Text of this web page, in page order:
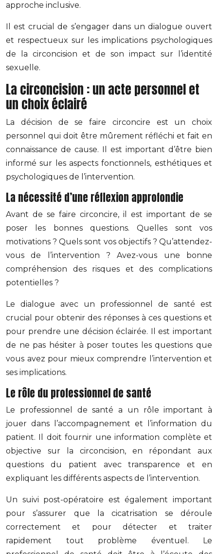
approche inclusive.
Il est crucial de s’engager dans un dialogue ouvert
et respectueux sur les implications psychologiques
de la circoncision et de son impact sur l’identité
sexuelle.
La circoncision : un acte personnel et
un choix éclairé
La décision de se faire circoncire est un choix
personnel qui doit être mûrement réfléchi et fait en
connaissance de cause. Il est important d’être bien
informé sur les aspects fonctionnels, esthétiques et
psychologiques de l’intervention.
La nécessité d’une réflexion approfondie
Avant de se faire circoncire, il est important de se
poser les bonnes questions. Quelles sont vos
motivations ? Quels sont vos objectifs ? Qu’attendez-
vous de l’intervention ? Avez-vous une bonne
compréhension des risques et des complications
potentielles ?
Le dialogue avec un professionnel de santé est
crucial pour obtenir des réponses à ces questions et
pour prendre une décision éclairée. Il est important
de ne pas hésiter à poser toutes les questions que
vous avez pour mieux comprendre l’intervention et
ses implications.
Le rôle du professionnel de santé
Le professionnel de santé a un rôle important à
jouer dans l’accompagnement et l’information du
patient. Il doit fournir une information complète et
objective sur la circoncision, en répondant aux
questions du patient avec transparence et en
expliquant les différents aspects de l’intervention.
Un suivi post-opératoire est également important
pour s’assurer que la cicatrisation se déroule
correctement et pour détecter et traiter
rapidement tout problème éventuel. Le